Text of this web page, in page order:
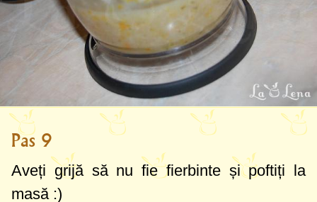
Pas 9
Aveți grijă să nu fie fierbinte și poftiți la
masă :)